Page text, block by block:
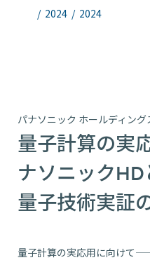
2024
2024
パナソニック ホールディン
量子計算の実
ナソニックHD
量子技術実証
量子計算の実応用に向けて